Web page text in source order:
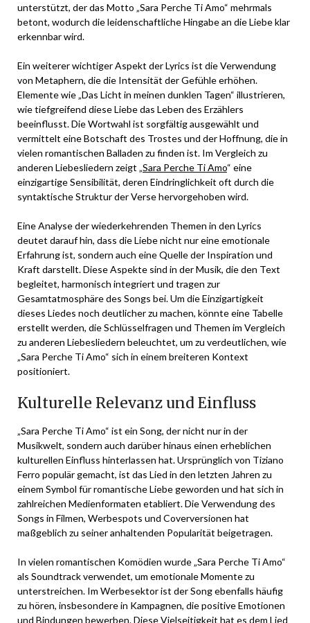
unterstützt, der das Motto „Sara Perche Ti Amo“ mehrmals
betont, wodurch die leidenschaftliche Hingabe an die Liebe klar
erkennbar wird.
Ein weiterer wichtiger Aspekt der Lyrics ist die Verwendung
von Metaphern, die die Intensität der Gefühle erhöhen.
Elemente wie „Das Licht in meinen dunklen Tagen“ illustrieren,
wie tiefgreifend diese Liebe das Leben des Erzählers
beeinflusst. Die Wortwahl ist sorgfältig ausgewählt und
vermittelt eine Botschaft des Trostes und der Hoffnung, die in
vielen romantischen Balladen zu finden ist. Im Vergleich zu
anderen Liebesliedern zeigt „Sara Perche Ti Amo“ eine
einzigartige Sensibilität, deren Eindringlichkeit oft durch die
syntaktische Struktur der Verse hervorgehoben wird.
Eine Analyse der wiederkehrenden Themen in den Lyrics
deutet darauf hin, dass die Liebe nicht nur eine emotionale
Erfahrung ist, sondern auch eine Quelle der Inspiration und
Kraft darstellt. Diese Aspekte sind in der Musik, die den Text
begleitet, harmonisch integriert und tragen zur
Gesamtatmosphäre des Songs bei. Um die Einzigartigkeit
dieses Liedes noch deutlicher zu machen, könnte eine Tabelle
erstellt werden, die Schlüsselfragen und Themen im Vergleich
zu anderen Liebesliedern beleuchtet, um zu verdeutlichen, wie
„Sara Perche Ti Amo“ sich in einem breiteren Kontext
positioniert.
Kulturelle Relevanz und Einfluss
„Sara Perche Ti Amo“ ist ein Song, der nicht nur in der
Musikwelt, sondern auch darüber hinaus einen erheblichen
kulturellen Einfluss hinterlassen hat. Ursprünglich von Tiziano
Ferro populär gemacht, ist das Lied in den letzten Jahren zu
einem Symbol für romantische Liebe geworden und hat sich in
zahlreichen Medienformaten etabliert. Die Verwendung des
Songs in Filmen, Werbespots und Coverversionen hat
maßgeblich zu seiner anhaltenden Popularität beigetragen.
In vielen romantischen Komödien wurde „Sara Perche Ti Amo“
als Soundtrack verwendet, um emotionale Momente zu
unterstreichen. Im Werbesektor ist der Song ebenfalls häufig
zu hören, insbesondere in Kampagnen, die positive Emotionen
und Bindungen bewerben. Diese Vielseitigkeit hat es dem Lied